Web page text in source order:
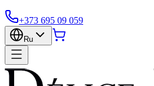
+373 695 09 059
Ru